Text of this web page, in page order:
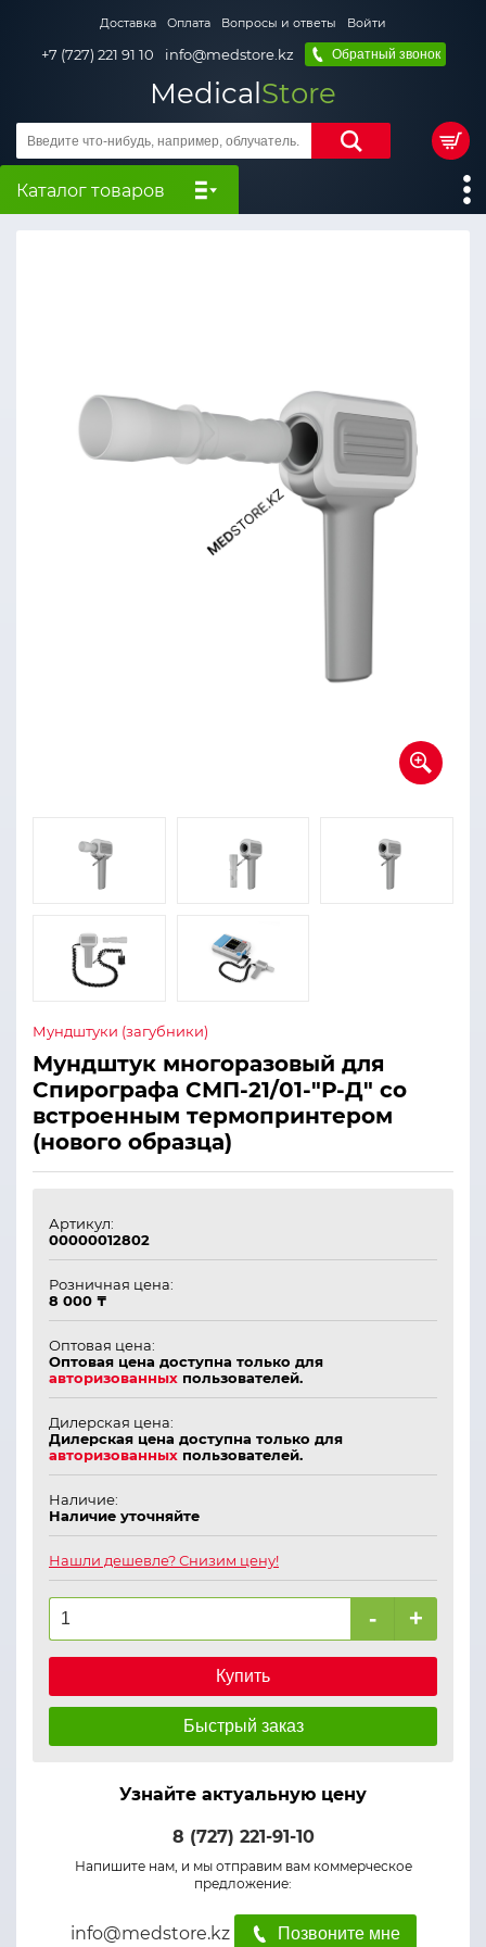
Доставка Оплата Вопросы и ответы Войти
+7 (727) 221 91 10 info@medstore.kz Обратный звонок
MedicalStore
Каталог товаров
Мундштуки (загубники)
Мундштук многоразовый для
Спирографа СМП-21/01-"Р-Д" со
встроенным термопринтером
(нового образца)
Артикул:
00000012802
Розничная цена:
8 000 ₸
Оптовая цена:
Оптовая цена доступна только для
авторизованных пользователей.
Дилерская цена:
Дилерская цена доступна только для
авторизованных пользователей.
Наличие:
Наличие уточняйте
Нашли дешевле? Снизим цену!
- +
Купить
Быстрый заказ
Узнайте актуальную цену
8 (727) 221-91-10
Напишите нам, и мы отправим вам коммерческое
предложение:
info@medstore.kz Позвоните мне